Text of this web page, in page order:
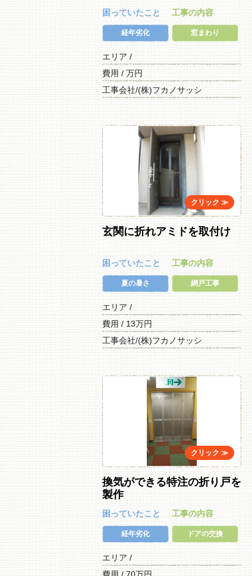
困っていたこと
経年劣化
工事の内容
窓まわり
エリア /
費用 / 万円
工事会社/(株)フカノサッシ
玄関に折れアミドを取付け
困っていたこと
夏の暑さ
工事の内容
網戸工事
エリア /
費用 / 13万円
工事会社/(株)フカノサッシ
換気ができる特注の折り戸を
製作
困っていたこと
経年劣化
工事の内容
ドアの交換
エリア /